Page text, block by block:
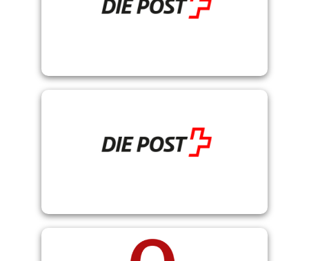
Schweizer Post
Webstamp